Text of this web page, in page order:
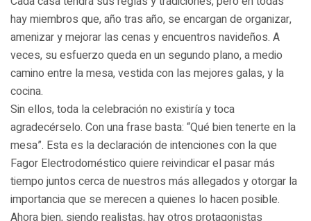
hay miembros que, año tras año, se encargan de organizar,
amenizar y mejorar las cenas y encuentros navideños. A
veces, su esfuerzo queda en un segundo plano, a medio
camino entre la mesa, vestida con las mejores galas, y la
cocina.
Sin ellos, toda la celebración no existiría y toca
agradecérselo. Con una frase basta: “Qué bien tenerte en la
mesa”. Esta es la declaración de intenciones con la que
Fagor Electrodoméstico quiere reivindicar el pasar más
tiempo juntos cerca de nuestros más allegados y otorgar la
importancia que se merecen a quienes lo hacen posible.
Ahora bien, siendo realistas, hay otros protagonistas